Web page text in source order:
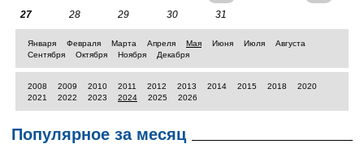
27
28 29 30 31
Января Февраля Марта Апреля Мая Июня Июля
Августа
Сентября
Октября Ноября Декабря
2008 2009 2010 2011 2012 2013 2014 2015 2018
2020
2021
2022 2023 2024 2025 2026
Популярное за месяц